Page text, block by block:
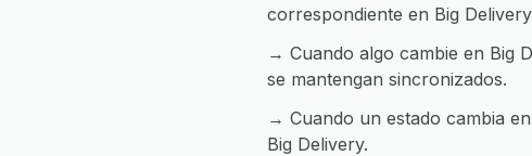
correspondiente en Big
→ Cuando algo cambie en Big
se mantengan sincronizados.
→ Cuando un estado cambia
Big Delivery.